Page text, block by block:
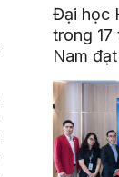
Đại học
trong
Nam